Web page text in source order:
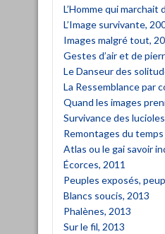
L’Homme qui marchait
L’Image survivante,
Images malgré tout,
Gestes d’air et de
Le Danseur des
La Ressemblance par
Quand les images
Survivance des
Remontages du
Atlas ou le gai savoir
Écorces, 2011
Peuples exposés,
Blancs soucis, 2013
Phalènes, 2013
Sur le fil, 2013